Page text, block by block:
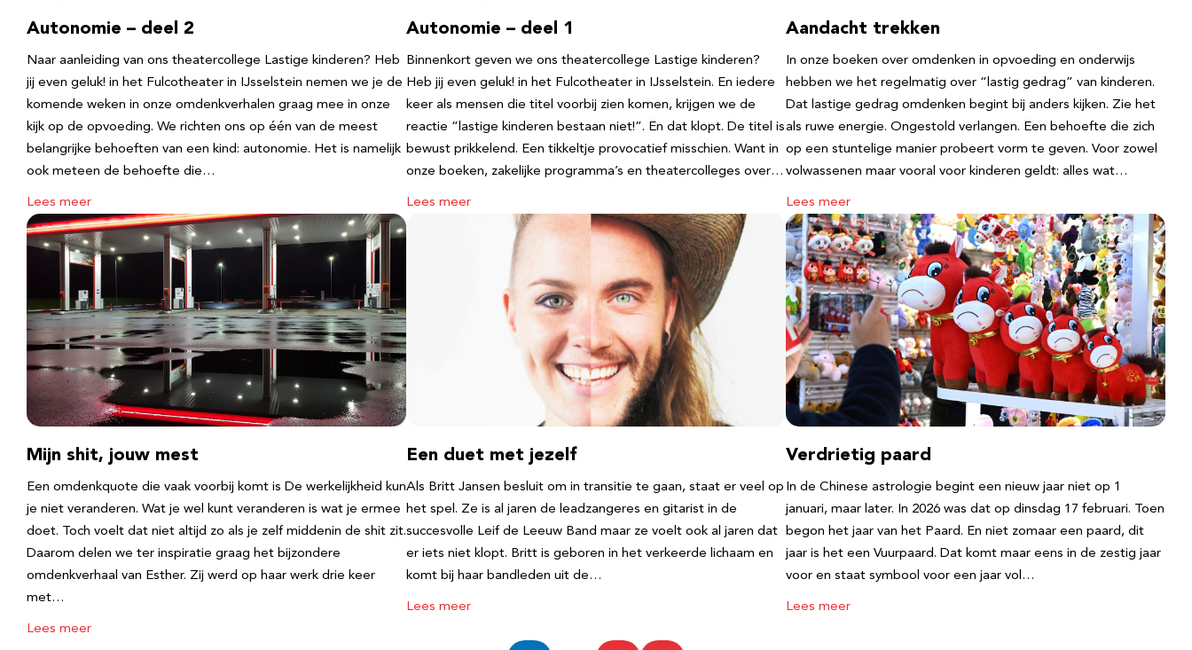
Autonomie – deel 2
Naar aanleiding van ons theatercollege Lastige kinderen? Heb
jij even geluk! in het Fulcotheater in IJsselstein nemen we je de
komende weken in onze omdenkverhalen graag mee in onze
kijk op de opvoeding. We richten ons op één van de meest
belangrijke behoeften van een kind: autonomie. Het is namelijk
ook meteen de behoefte die…
Lees meer
Autonomie – deel 1
Binnenkort geven we ons theatercollege Lastige kinderen?
Heb jij even geluk! in het Fulcotheater in IJsselstein. En iedere
keer als mensen die titel voorbij zien komen, krijgen we de
reactie “lastige kinderen bestaan niet!”. En dat klopt. De titel is
bewust prikkelend. Een tikkeltje provocatief misschien. Want in
onze boeken, zakelijke programma’s en theatercolleges over…
Lees meer
Aandacht trekken
In onze boeken over omdenken in opvoeding en onderwijs
hebben we het regelmatig over “lastig gedrag” van kinderen.
Dat lastige gedrag omdenken begint bij anders kijken. Zie het
als ruwe energie. Ongestold verlangen. Een behoefte die zich
op een stuntelige manier probeert vorm te geven. Voor zowel
volwassenen maar vooral voor kinderen geldt: alles wat…
Lees meer
Mijn shit, jouw mest
Een omdenkquote die vaak voorbij komt is De werkelijkheid kun
je niet veranderen. Wat je wel kunt veranderen is wat je ermee
doet. Toch voelt dat niet altijd zo als je zelf middenin de shit zit.
Daarom delen we ter inspiratie graag het bijzondere
omdenkverhaal van Esther. Zij werd op haar werk drie keer
met…
Lees meer
Een duet met jezelf
Als Britt Jansen besluit om in transitie te gaan, staat er veel op
het spel. Ze is al jaren de leadzangeres en gitarist in de
succesvolle Leif de Leeuw Band maar ze voelt ook al jaren dat
er iets niet klopt. Britt is geboren in het verkeerde lichaam en
komt bij haar bandleden uit de…
Lees meer
Verdrietig paard
In de Chinese astrologie begint een nieuw jaar niet op 1
januari, maar later. In 2026 was dat op dinsdag 17 februari. Toen
begon het jaar van het Paard. En niet zomaar een paard, dit
jaar is het een Vuurpaard. Dat komt maar eens in de zestig jaar
voor en staat symbool voor een jaar vol…
Lees meer